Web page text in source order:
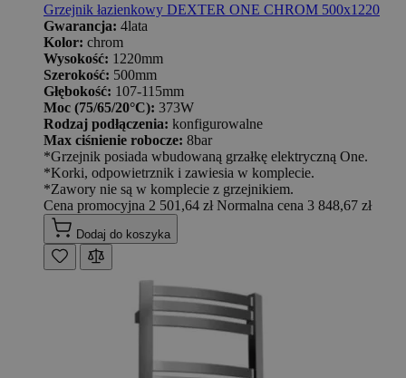
Grzejnik łazienkowy DEXTER ONE CHROM 500x1220
Gwarancja: 4lata
Kolor: chrom
Wysokość: 1220mm
Szerokość: 500mm
Głębokość: 107-115mm
Moc (75/65/20°C): 373W
Rodzaj podłączenia: konfigurowalne
Max ciśnienie robocze: 8bar
*Grzejnik posiada wbudowaną grzałkę elektryczną One.
*Korki, odpowietrznik i zawiesia w komplecie.
*Zawory nie są w komplecie z grzejnikiem.
Cena promocyjna 2 501,64 zł Normalna cena 3 848,67 zł
Dodaj do koszyka